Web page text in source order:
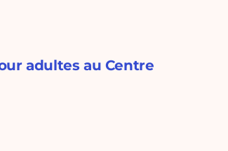
adultes au Centre